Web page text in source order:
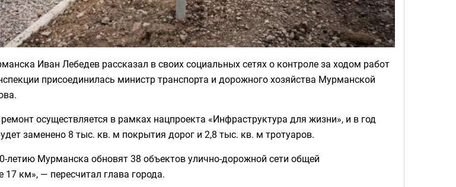
Иван Лебедев рассказал в своих социальных сетях о контроле за ходом работ
присоединилась министр транспорта и дорожного хозяйства Мурманской
ремонт осуществляется в рамках нацпроекта «Инфраструктура для жизни», и в год
заменено 8 тыс. кв. м покрытия дорог и 2,8 тыс. кв. м тротуаров.
летию Мурманска обновят 38 объектов улично-дорожной сети общей
км», — пересчитал глава города.